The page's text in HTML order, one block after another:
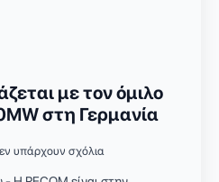
με τον όμιλο
στη Γερμανία
υπάρχουν σχόλια